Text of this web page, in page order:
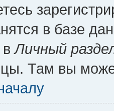
в базе
вЛичный
Там вы